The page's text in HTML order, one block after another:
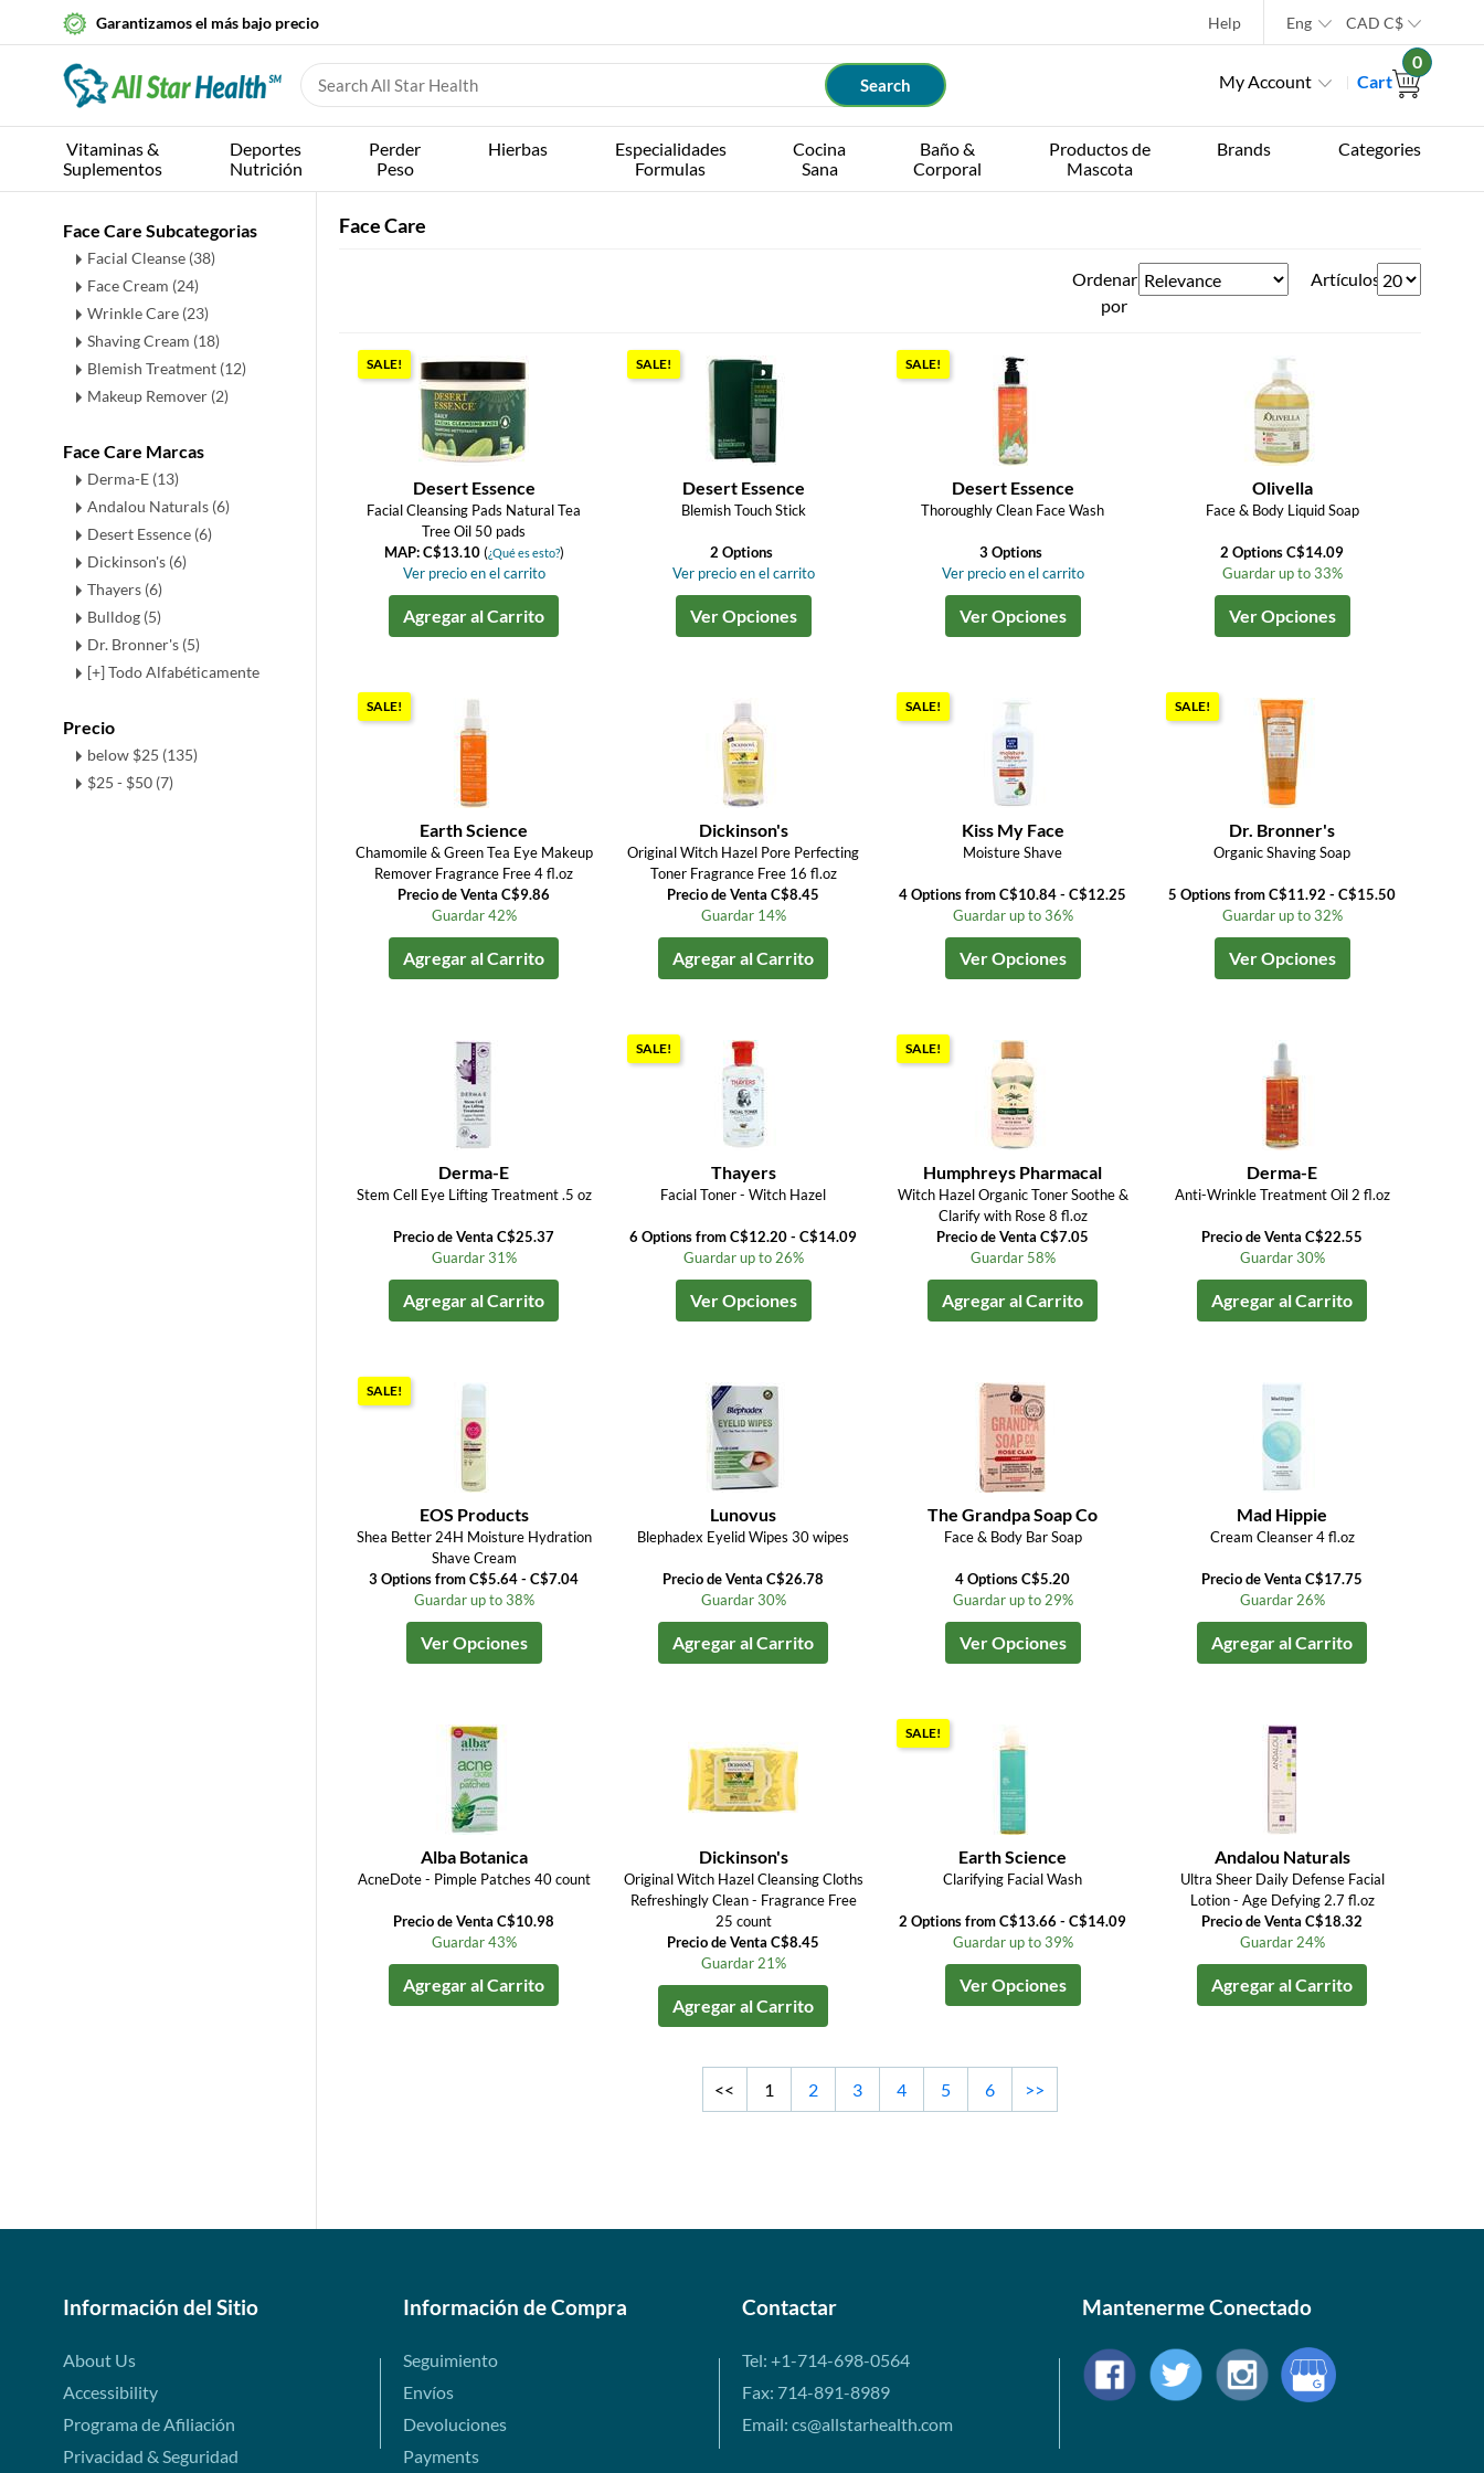
Garantizamos el más bajo precio Help Eng CAD C$
My Account Cart
0
Vitaminas &
Suplementos
Deportes
Nutrición
Perder
Peso
Hierbas
Especialidades
Formulas
Cocina
Sana
Baño &
Corporal
Productos de
Mascota
Brands Categories
Face Care Subcategorias
Facial Cleanse (38)
Face Cream (24)
Wrinkle Care (23)
Shaving Cream (18)
Blemish Treatment (12)
Makeup Remover (2)
Face Care Marcas
Derma-E (13)
Andalou Naturals (6)
Desert Essence (6)
Dickinson's (6)
Thayers (6)
Bulldog (5)
Dr. Bronner's (5)
[+] Todo Alfabéticamente
Precio
below $25 (135)
$25 - $50 (7)
Face Care
Ordenar
por
Artículos
SALE!
Desert Essence
Facial Cleansing Pads Natural Tea
Tree Oil 50 pads
MAP: C$13.10(¿Qué es esto?)
Ver precio en el carrito
Agregar al Carrito
SALE!
Desert Essence
Blemish Touch Stick
2 Options
Ver precio en el carrito
Ver Opciones
SALE!
Desert Essence
Thoroughly Clean Face Wash
3 Options
Ver precio en el carrito
Ver Opciones
Olivella
Face & Body Liquid Soap
2 Options C$14.09
Guardar up to 33%
Ver Opciones
SALE!
Earth Science
Chamomile & Green Tea Eye Makeup
Remover Fragrance Free 4 fl.oz
Precio de Venta C$9.86
Guardar 42%
Agregar al Carrito
Dickinson's
Original Witch Hazel Pore Perfecting
Toner Fragrance Free 16 fl.oz
Precio de Venta C$8.45
Guardar 14%
Agregar al Carrito
SALE!
Kiss My Face
Moisture Shave
4 Options from C$10.84 - C$12.25
Guardar up to 36%
Ver Opciones
SALE!
Dr. Bronner's
Organic Shaving Soap
5 Options from C$11.92 - C$15.50
Guardar up to 32%
Ver Opciones
Derma-E
Stem Cell Eye Lifting Treatment .5 oz
Precio de Venta C$25.37
Guardar 31%
Agregar al Carrito
SALE!
Thayers
Facial Toner - Witch Hazel
6 Options from C$12.20 - C$14.09
Guardar up to 26%
Ver Opciones
SALE!
Humphreys Pharmacal
Witch Hazel Organic Toner Soothe &
Clarify with Rose 8 fl.oz
Precio de Venta C$7.05
Guardar 58%
Agregar al Carrito
Derma-E
Anti-Wrinkle Treatment Oil 2 fl.oz
Precio de Venta C$22.55
Guardar 30%
Agregar al Carrito
SALE!
EOS Products
Shea Better 24H Moisture Hydration
Shave Cream
3 Options from C$5.64 - C$7.04
Guardar up to 38%
Ver Opciones
Lunovus
Blephadex Eyelid Wipes 30 wipes
Precio de Venta C$26.78
Guardar 30%
Agregar al Carrito
The Grandpa Soap Co
Face & Body Bar Soap
4 Options C$5.20
Guardar up to 29%
Ver Opciones
Mad Hippie
Cream Cleanser 4 fl.oz
Precio de Venta C$17.75
Guardar 26%
Agregar al Carrito
Alba Botanica
AcneDote - Pimple Patches 40 count
Precio de Venta C$10.98
Guardar 43%
Agregar al Carrito
Dickinson's
Original Witch Hazel Cleansing Cloths
Refreshingly Clean - Fragrance Free
25 count
Precio de Venta C$8.45
Guardar 21%
Agregar al Carrito
SALE!
Earth Science
Clarifying Facial Wash
2 Options from C$13.66 - C$14.09
Guardar up to 39%
Ver Opciones
Andalou Naturals
Ultra Sheer Daily Defense Facial
Lotion - Age Defying 2.7 fl.oz
Precio de Venta C$18.32
Guardar 24%
Agregar al Carrito
<< 1 2 3 4 5 6 >>
Información del Sitio
About Us
Accessibility
Programa de Afiliación
Privacidad & Seguridad
Información de Compra
Seguimiento
Envíos
Devoluciones
Payments
Contactar
Tel: +1-714-698-0564
Fax: 714-891-8989
Email: cs@allstarhealth.com
Mantenerme Conectado